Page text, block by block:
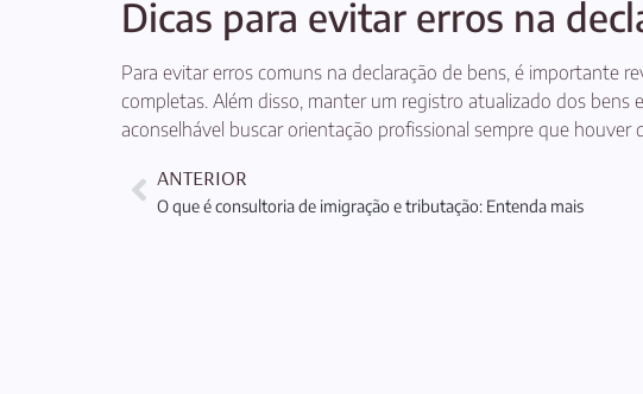
Dicas para evitar erros na
Para evitar erros comuns na declaração de bens, é importante
completas. Além disso, manter um registro atualizado dos
aconselhável buscar orientação profissional sempre que
ANTERIOR
O que é consultoria de imigração e tributação: Entenda mais